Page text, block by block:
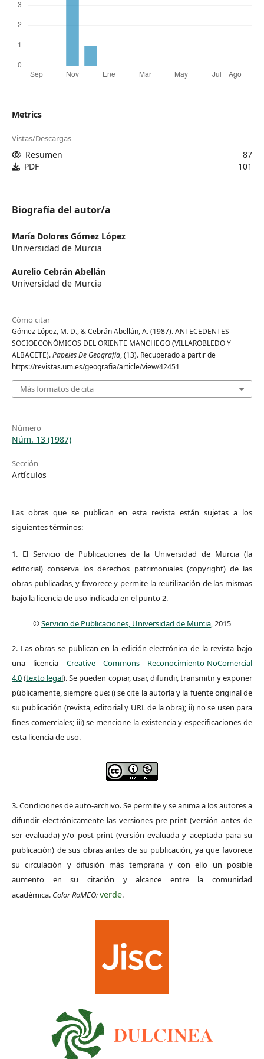
Metrics
Vistas/Descargas
Resumen
87
PDF
101
Biografía del autor/a
María Dolores Gómez López
Universidad de Murcia
Aurelio Cebrán Abellán
Universidad de Murcia
Cómo citar
Gómez López, M. D., & Cebrán Abellán, A. (1987). ANTECEDENTES
SOCIOECONÓMICOS DEL ORIENTE MANCHEGO (VILLAROBLEDO Y
ALBACETE).Papeles De Geografía, (13). Recuperado a partir de
https://revistas.um.es/geografia/article/view/42451
Más formatos de cita
Número
Núm. 13 (1987)
Sección
Artículos
Las obras que se publican en esta revista están sujetas a los
siguientes términos:
1. El Servicio de Publicaciones de la Universidad de Murcia (la
editorial) conserva los derechos patrimoniales (copyright) de las
obras publicadas, y favorece y permite la reutilización de las mismas
bajo la licencia de uso indicada en el punto 2.
©Servicio de Publicaciones, Universidad de Murcia, 2015
2. Las obras se publican en la edición electrónica de la revista bajo
una licencia Creative Commons Reconocimiento-NoComercial
4.0(texto legal). Se pueden copiar, usar, difundir, transmitir y exponer
públicamente, siempre que: i) se cite la autoría y la fuente original de
su publicación (revista, editorial y URL de la obra); ii) no se usen para
fines comerciales; iii) se mencione la existencia y especificaciones de
esta licencia de uso.
3. Condiciones de auto-archivo. Se permite y se anima a los autores a
difundir electrónicamente las versiones pre-print (versión antes de
ser evaluada) y/o post-print (versión evaluada y aceptada para su
publicación) de sus obras antes de su publicación, ya que favorece
su circulación y difusión más temprana y con ello un posible
aumento en su citación y alcance entre la comunidad
académica. Color RoMEO:verde.